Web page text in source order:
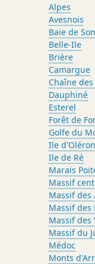
Alpes
Avesnois
Baie de
Belle-Ile
Brière
Camargue
Chaîne
Dauphiné
Esterel
Forêt de
Golfe du
Ile d'Oléron
Ile de Ré
Marais
Massif
Massif des
Massif des
Massif des
Massif du
Médoc
Monts